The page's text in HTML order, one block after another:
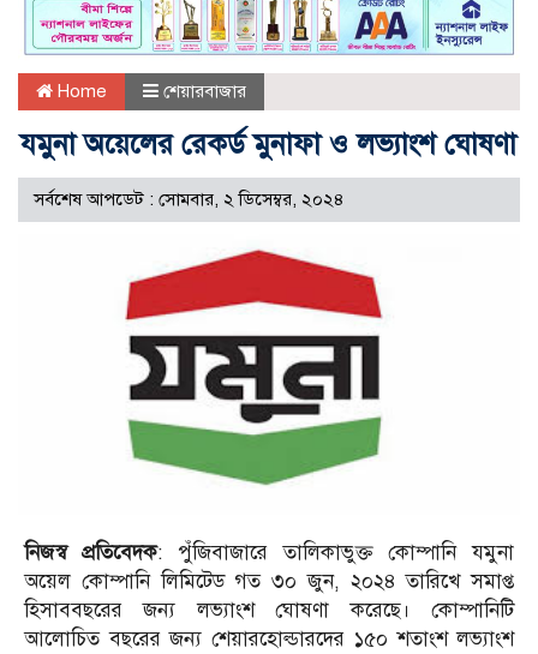
Home শেয়ারবাজার
যমুনা অয়েলের রেকর্ড মুনাফা ও লভ্যাংশ ঘোষণা
সর্বশেষ আপডেট : সোমবার, ২ ডিসেম্বর, ২০২৪
নিজস্ব প্রতিবেদক: পুঁজিবাজারে তালিকাভুক্ত কোম্পানি যমুনা
অয়েল কোম্পানি লিমিটেড গত ৩০ জুন, ২০২৪ তারিখে সমাপ্ত
হিসাববছরের জন্য লভ্যাংশ ঘোষণা করেছে। কোম্পানিটি
আলোচিত বছরের জন্য শেয়ারহোল্ডারদের ১৫০ শতাংশ লভ্যাংশ